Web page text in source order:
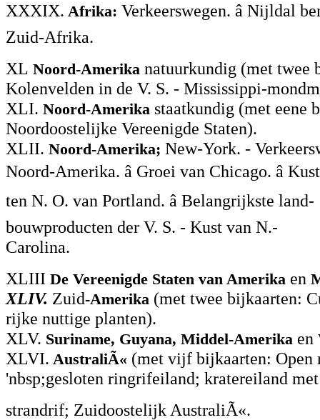
XXXIX. Afrika: Verkeerswegen. â Nijldal
Zuid-Afrika.
XL Noord-Amerika natuurkundig (met twee
Kolenvelden in de V. S. - Mississippi-
XLI. Noord-Amerika staatkundig (met eene
Noordoostelijke Vereenigde Staten).
XLII. Noord-Amerika; New-York. -
Noord-Amerika. â Groei van Chicago. â Kust
ten N. O. van Portland. â Belangrijkste land-
bouwproducten der V. S. - Kust van N.-
Carolina.
XLIII De Vereenigde Staten van Amerika en
XLIV. Zuid-Amerika (met twee bijkaarten:
rijke nuttige planten).
XLV. Suriname, Guyana, Middel-Amerika en
XLVI. AustraliÃ« (met vijf bijkaarten:
'nbsp;gesloten ringrifeiland; kratereiland
strandrif; Zuidoostelijk AustraliÃ«.